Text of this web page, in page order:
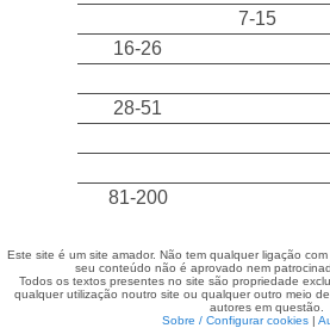
7-15
16-26
28-51
81-200
Este site é um site amador. Não tem qualquer ligação
seu conteúdo não é aprovado nem
Todos os textos presentes no site são propriedade
qualquer utilização noutro site ou qualquer outro meio
autores em questão.
Sobre / Configurar cookies|